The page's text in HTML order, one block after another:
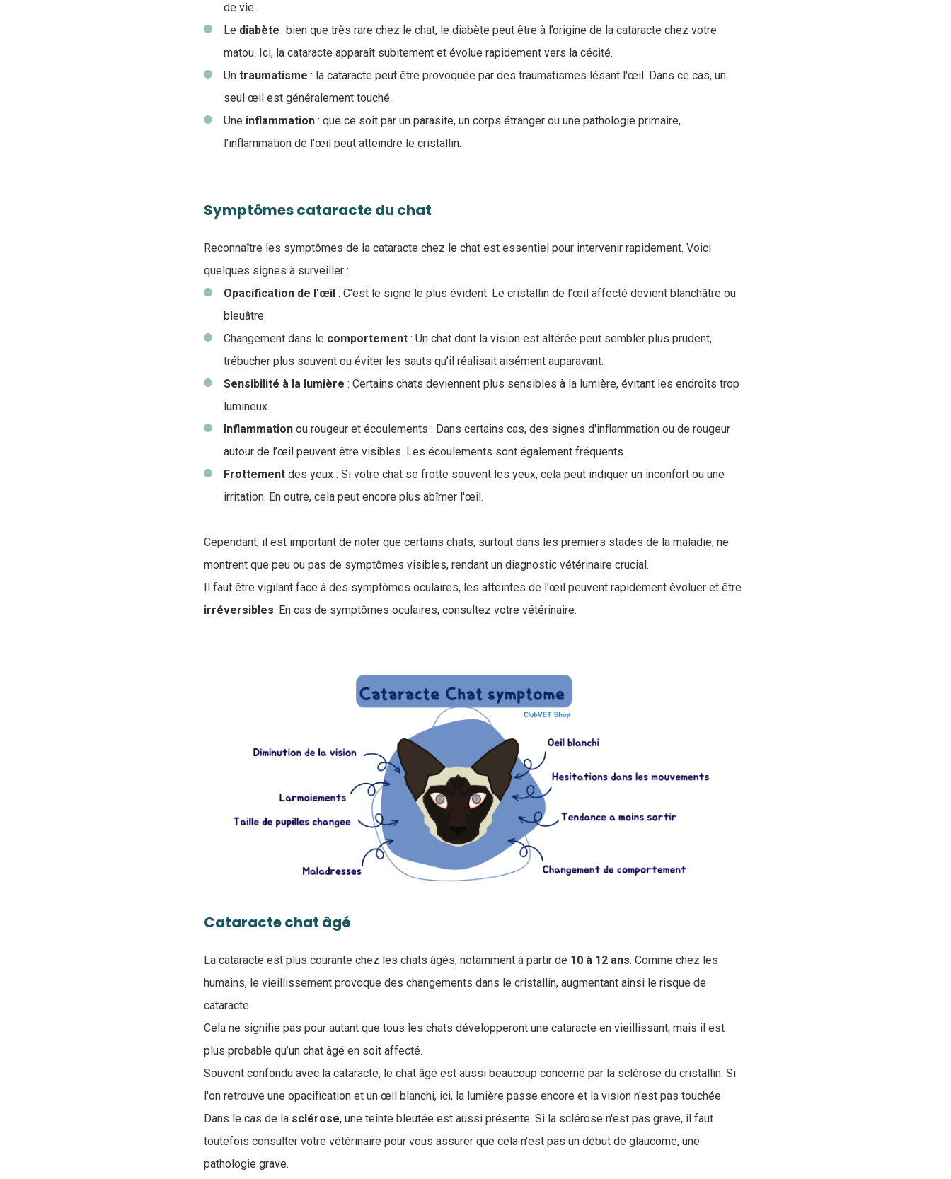
de vie.
Le diabète: bien que très rare chez le chat, le diabète peut être à l’origine de la cataracte chez votre
matou. Ici, la cataracte apparaît subitement et évolue rapidement vers la cécité.
Un traumatisme : la cataracte peut être provoquée par des traumatismes lésant l'œil. Dans ce cas, un
seul œil est généralement touché.
Une inflammation : que ce soit par un parasite, un corps étranger ou une pathologie primaire,
l'inflammation de l'œil peut atteindre le cristallin.
Symptômes cataracte du chat
Reconnaître les symptômes de la cataracte chez le chat est essentiel pour intervenir rapidement. Voici
quelques signes à surveiller :
Opacification de l'œil : C’est le signe le plus évident. Le cristallin de l’œil affecté devient blanchâtre ou
bleuâtre.
Changement dans le comportement : Un chat dont la vision est altérée peut sembler plus prudent,
trébucher plus souvent ou éviter les sauts qu’il réalisait aisément auparavant.
Sensibilité à la lumière : Certains chats deviennent plus sensibles à la lumière, évitant les endroits trop
lumineux.
Inflammation ou rougeur et écoulements : Dans certains cas, des signes d'inflammation ou de rougeur
autour de l’œil peuvent être visibles. Les écoulements sont également fréquents.
Frottement des yeux : Si votre chat se frotte souvent les yeux, cela peut indiquer un inconfort ou une
irritation. En outre, cela peut encore plus abîmer l'œil.
Cependant, il est important de noter que certains chats, surtout dans les premiers stades de la maladie, ne
montrent que peu ou pas de symptômes visibles, rendant un diagnostic vétérinaire crucial.
Il faut être vigilant face à des symptômes oculaires, les atteintes de l'œil peuvent rapidement évoluer et être
irréversibles. En cas de symptômes oculaires, consultez votre vétérinaire.
Cataracte chat âgé
La cataracte est plus courante chez les chats âgés, notamment à partir de 10 à 12 ans. Comme chez les
humains, le vieillissement provoque des changements dans le cristallin, augmentant ainsi le risque de
cataracte.
Cela ne signifie pas pour autant que tous les chats développeront une cataracte en vieillissant, mais il est
plus probable qu’un chat âgé en soit affecté.
Souvent confondu avec la cataracte, le chat âgé est aussi beaucoup concerné par la sclérose du cristallin. Si
l'on retrouve une opacification et un œil blanchi, ici, la lumière passe encore et la vision n'est pas touchée.
Dans le cas de la sclérose, une teinte bleutée est aussi présente. Si la sclérose n'est pas grave, il faut
toutefois consulter votre vétérinaire pour vous assurer que cela n'est pas un début de glaucome, une
pathologie grave.